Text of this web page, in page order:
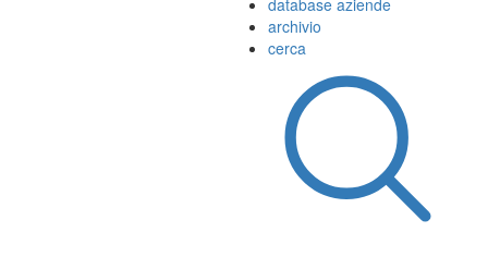
database aziende
archivio
cerca